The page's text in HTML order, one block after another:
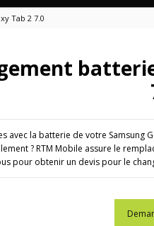
Tab 2 7.0
avec la batterie de votre Samsung
? RTM Mobile assure le
pour obtenir un devis pour le